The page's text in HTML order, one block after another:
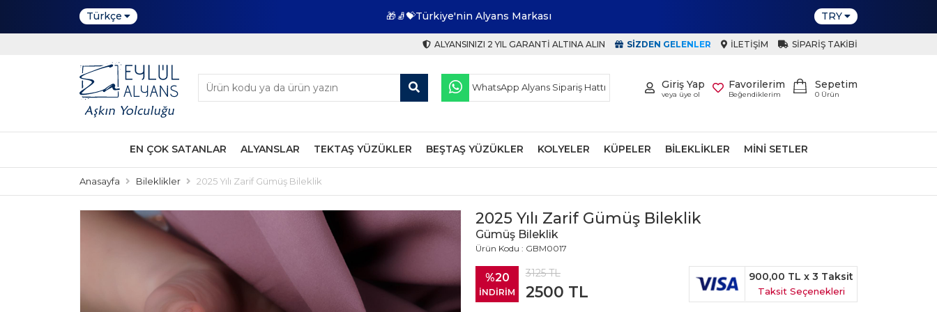
Türkçe 🎁🧦💝Türkiye'nin Alyans Markası TRY
ALYANSINIZI 2 YIL GARANTI ALTINA ALIN SIZDEN GELENLER İLETIŞIM SIPARIŞ TAKIBI
Sepetim
0 Ürün
Favorilerim
Beğendiklerim
Giriş Yap
veya üye ol
WhatsApp Alyans Sipariş Hattı
EN ÇOK SATANLAR ALYANSLAR TEKTAŞ YÜZÜKLER BEŞTAŞ YÜZÜKLER KOLYELER KÜPELER BILEKLIKLER MINI SETLER
Anasayfa Bileklikler 2025 Yılı Zarif Gümüş Bileklik
2025 Yılı Zarif Gümüş Bileklik
Gümüş Bileklik
Ürün Kodu : GBM0017
%20
İNDİRİM
3125TL
2500 TL
900,00 TL x 3 Taksit
Taksit Seçenekleri